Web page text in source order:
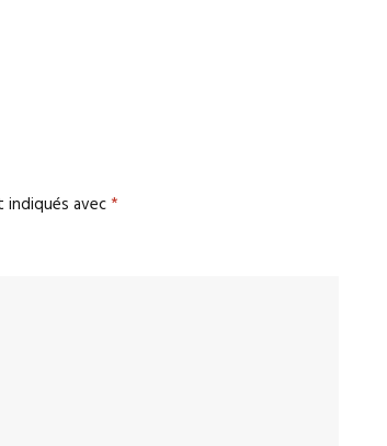
indiqués avec*